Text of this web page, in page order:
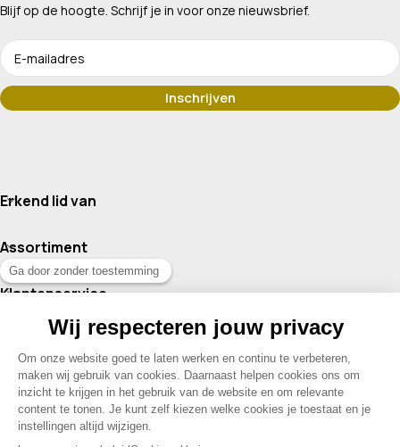
Blijf op de hoogte. Schrijf je in voor onze nieuwsbrief.
Erkend lid van
Assortiment
Klantenservice
Contact
© 2026 Drogisterij Het Geheim | Alle rechten voorbehouden |
Webdesign en hosting door Madoo|Sitemap